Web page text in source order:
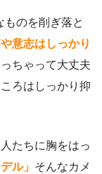
のを削ぎ落と
意志はしっかり
ちゃって大丈夫
ろはしっかり抑
たちに胸をはっ
ル」 そんなカメ